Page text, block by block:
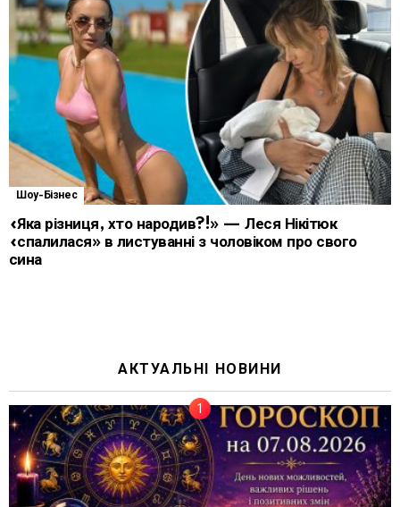
Шоу-Бізнес
«Яка різниця, хто народив?!» — Леся Нікітюк
«спалилася» в листуванні з чоловіком про свого
сина
АКТУАЛЬНІ НОВИНИ